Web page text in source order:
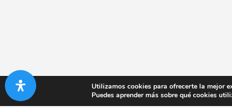
Utilizamos cookies para ofrecerte la mejor
Puedes aprender más sobre qué cookies